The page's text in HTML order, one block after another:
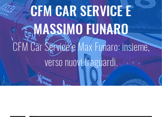
CFM CAR SERVICE E
MASSIMO FUNARO
CFM Car Service e Max Funaro: insieme,
verso nuovi traguardi.